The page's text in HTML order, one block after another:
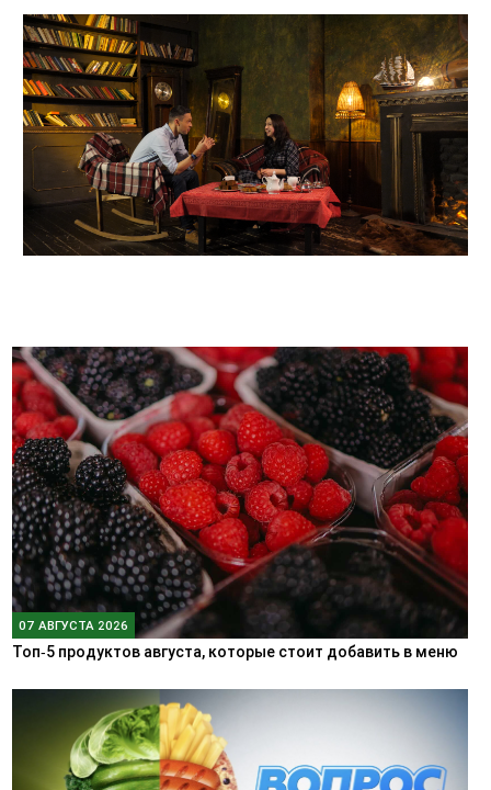
07 АВГУСТА 2026
Топ‑5 продуктов августа, которые стоит добавить в меню